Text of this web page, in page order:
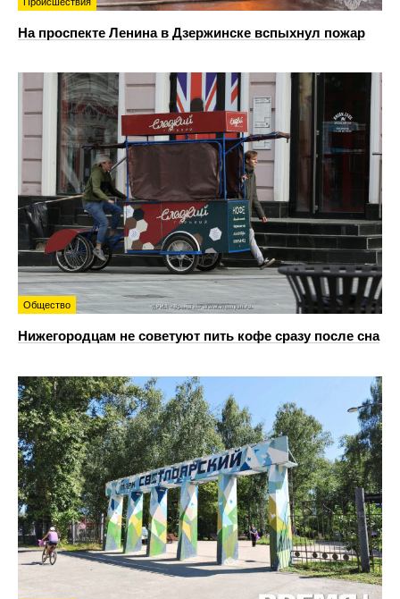
На проспекте Ленина в Дзержинске вспыхнул пожар
Общество
Нижегородцам не советуют пить кофе сразу после сна